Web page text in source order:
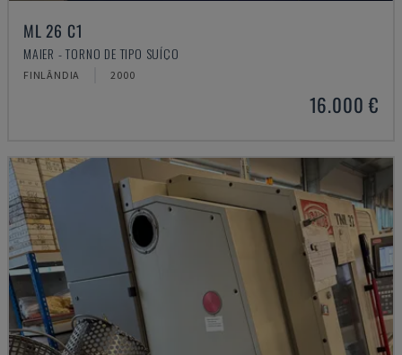
ML 26 C1
MAIER - TORNO DE TIPO SUÍÇO
FINLÂNDIA 2000
16.000 €